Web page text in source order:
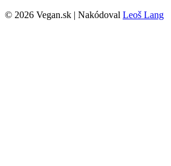
© 2026 Vegan.sk | Nakódoval Leoš Lang